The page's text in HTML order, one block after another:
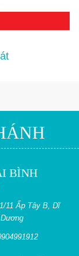
BÌNH
11 Ấp Tây B, Dĩ